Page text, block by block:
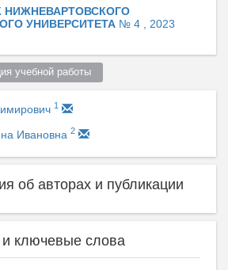
НИЖНЕВАРТОВСКОГО
УНИВЕРСИТЕТА № 4 , 2023
учебной работы
1
Ивановна 2
об авторах и публикации
ключевые слова